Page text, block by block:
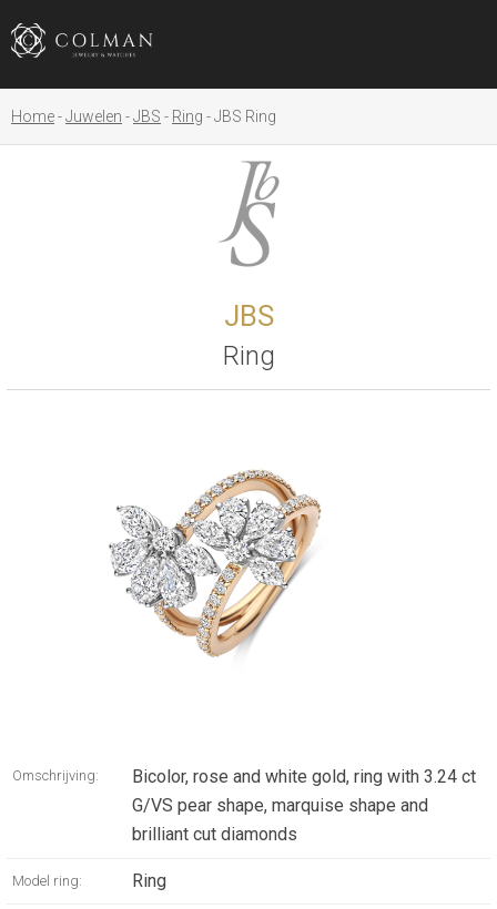
Home Juwelen JBS Ring JBS Ring
JBS
Ring
Omschrijving:
Bicolor, rose and white gold, ring with 3.24 ct
G/VS pear shape, marquise shape and
brilliant cut diamonds
Model ring: Ring